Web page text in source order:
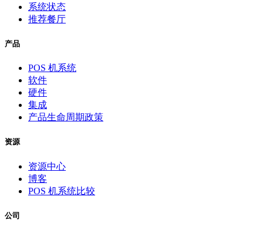
系统状态
推荐餐厅
产品
POS 机系统
软件
硬件
集成
产品生命周期政策
资源
资源中心
博客
POS 机系统比较
公司